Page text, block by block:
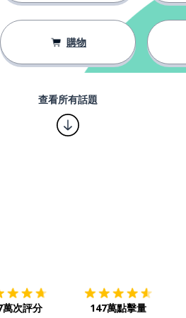
購物
查看所有話題
萬次評分 147萬點擊量